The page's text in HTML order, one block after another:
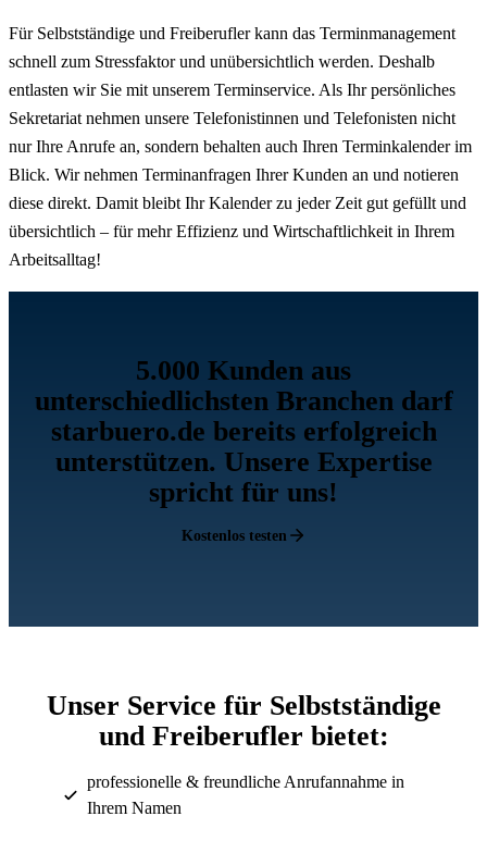
Für Selbstständige und Freiberufler kann das Terminmanagement
schnell zum Stressfaktor und unübersichtlich werden. Deshalb
entlasten wir Sie mit unserem Terminservice. Als Ihr persönliches
Sekretariat nehmen unsere Telefonistinnen und Telefonisten nicht
nur Ihre Anrufe an, sondern behalten auch Ihren Terminkalender im
Blick. Wir nehmen Terminanfragen Ihrer Kunden an und notieren
diese direkt. Damit bleibt Ihr Kalender zu jeder Zeit gut gefüllt und
übersichtlich – für mehr Effizienz und Wirtschaftlichkeit in Ihrem
Arbeitsalltag!
5.000 Kunden aus
unterschiedlichsten Branchen darf
starbuero.de bereits erfolgreich
unterstützen. Unsere Expertise
spricht für uns!
Kostenlos testen
Unser Service für Selbstständige
und Freiberufler bietet:
professionelle & freundliche Anrufannahme in
Ihrem Namen